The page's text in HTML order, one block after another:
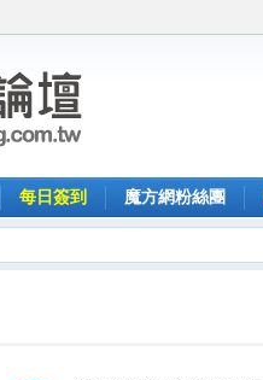
每日簽到 魔方網粉絲團